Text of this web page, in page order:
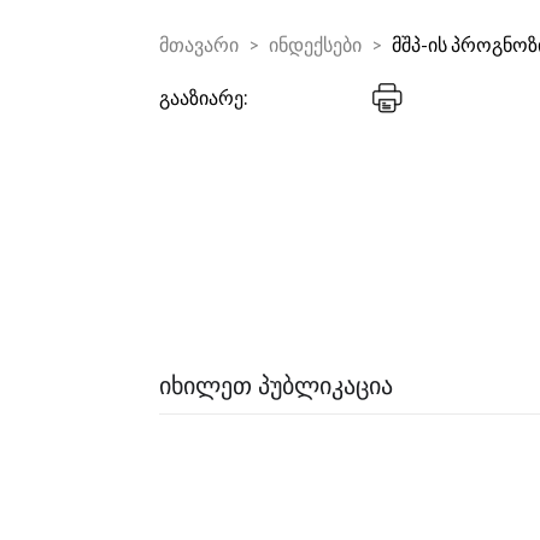
მთავარი ინდექსები მშპ-ის
გააზიარე:
ᲘᲮᲘᲚᲔᲗ ᲞᲣᲑᲚᲘᲙᲐᲪᲘᲐ